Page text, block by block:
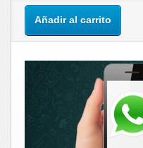
Añadir al carrito